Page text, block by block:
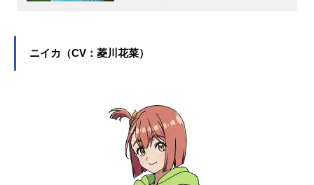
人気作品のキャラクターを多く演じ
ニイカ（CV：菱川花菜）